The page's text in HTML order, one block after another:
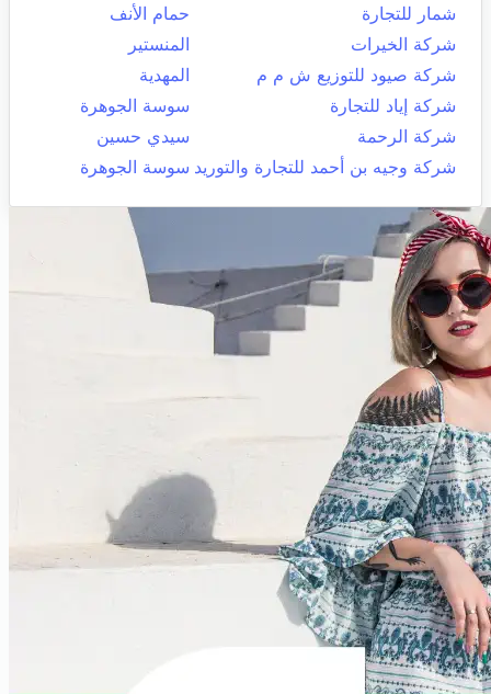
شمار للتجارة
حمام الأنف
شركة الخيرات
المنستير
شركة صيود للتوزيع ش م م
المهدية
شركة إياد للتجارة
سوسة الجوهرة
شركة الرحمة
سيدي حسين
شركة وجيه بن أحمد للتجارة والتوريد سوسة الجوهرة